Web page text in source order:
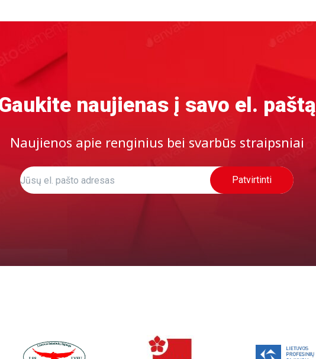
naujienas į savo el. paštą
Naujienos apie renginius bei svarbūs straipsniai
Patvirtinti